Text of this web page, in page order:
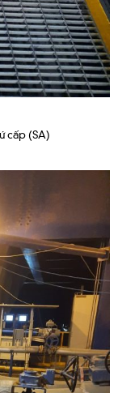
cấp (SA)